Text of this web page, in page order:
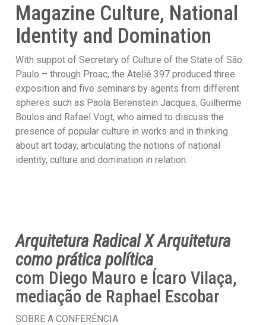
Magazine Culture, National
Identity and Domination
With suppot of Secretary of Culture of the State of São
Paulo – through Proac, the Ateliê 397 produced three
exposition and five seminars by agents from different
spheres such as Paola Berenstein Jacques, Guilherme
Boulos and Rafael Vogt, who aimed to discuss the
presence of popular culture in works and in thinking
about art today, articulating the notions of national
identity, culture and domination in relation.
Arquitetura Radical X Arquitetura
como prática política
com Diego Mauro e Ícaro Vilaça,
mediação de Raphael Escobar
SOBRE A CONFERÊNCIA